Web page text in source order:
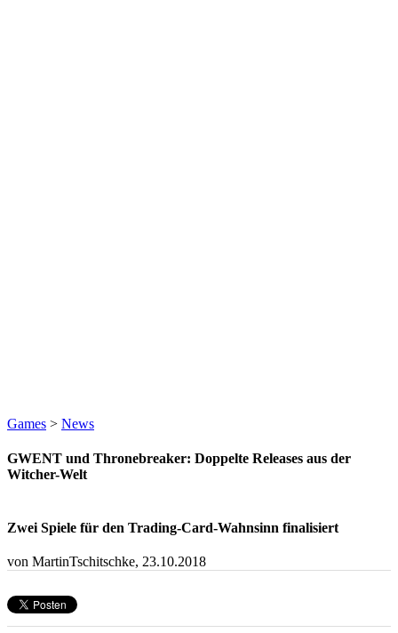
Games > News
GWENT und Thronebreaker: Doppelte Releases aus der
Witcher-Welt
Zwei Spiele für den Trading-Card-Wahnsinn finalisiert
von MartinTschitschke, 23.10.2018